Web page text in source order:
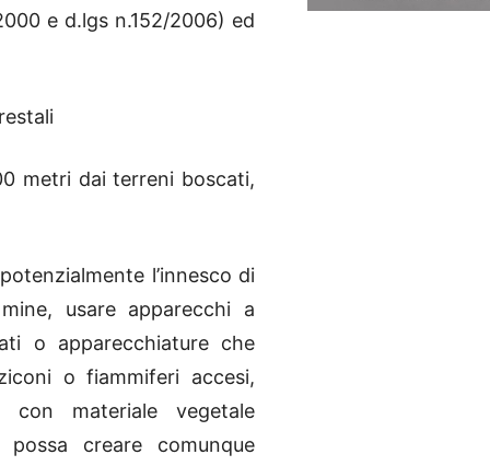
e d.lgs n.152/2006) ed
metri dai terreni boscati,
l’innesco di
usare apparecchi a
o apparecchiature che
o fiammiferi accesi,
materiale vegetale
creare comunque